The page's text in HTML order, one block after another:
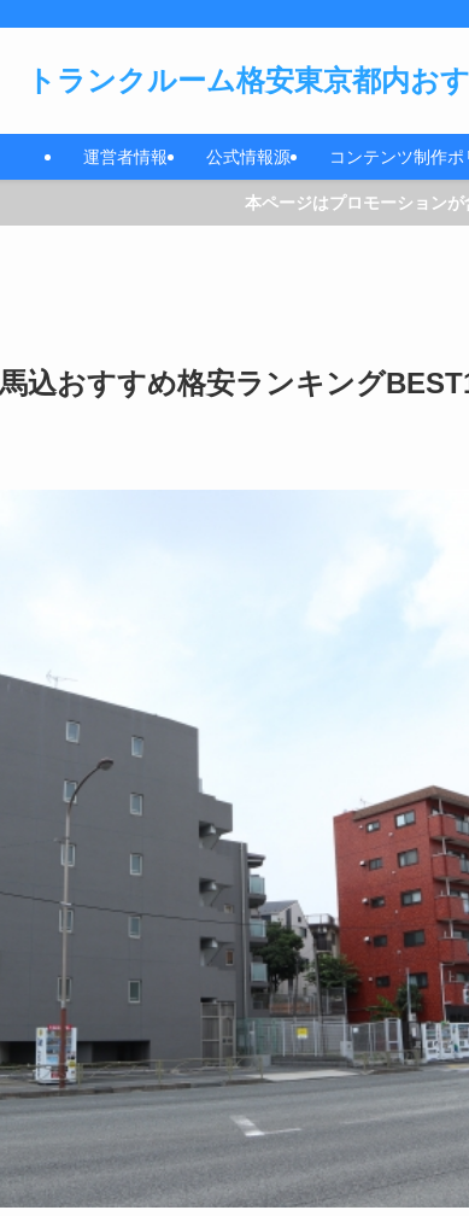
トランクルーム格安東京都内お
運営者情報 公式情報源 コンテンツ制作ポ
本ページはプロモーション
込おすすめ格安ランキング